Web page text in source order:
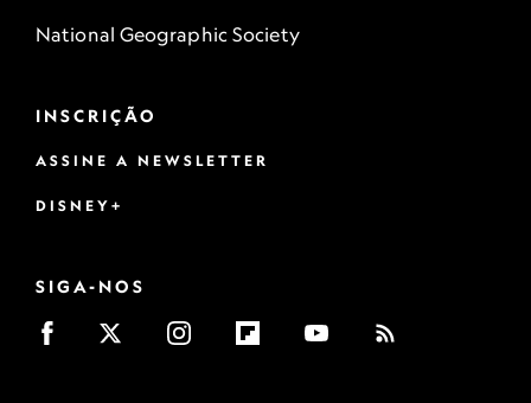
National Geographic Society
INSCRIÇÃO
ASSINE A NEWSLETTER
DISNEY+
SIGA-NOS